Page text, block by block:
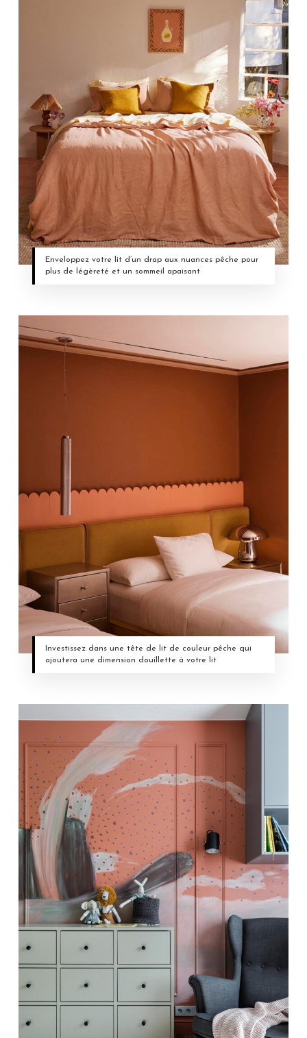
Enveloppez votre lit d’un drap aux nuances pêche pour
plus de légèreté et un sommeil apaisant
Investissez dans une tête de lit de couleur pêche qui
ajoutera une dimension douillette à votre lit